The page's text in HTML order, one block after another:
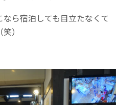
ら宿泊しても目立たなくて
）